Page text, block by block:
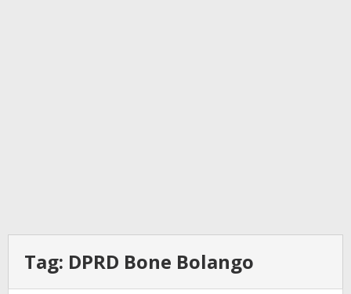
Tag: DPRD Bone Bolango